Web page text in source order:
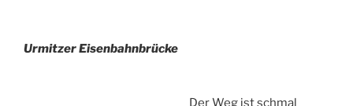
Urmitzer Eisenbahnbrücke
Der Weg ist schmal